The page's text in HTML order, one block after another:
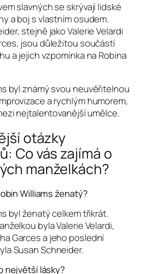
slavných se skrývají lidské
a boj s vlastním osudem.
stejně jako Valerie Velardi
jsou důležitou součástí
a jejich vzpomínka na Robina
byl známý svou neuvěřitelnou
a rychlým humorem,
nejtalentovanější umělce.
otázky
Co vás zajímá o
manželkách?
Williams ženatý?
byl ženatý celkem třikrát.
byla Valerie Velardi,
Garces a jeho poslední
Susan Schneider.
největší lásky?